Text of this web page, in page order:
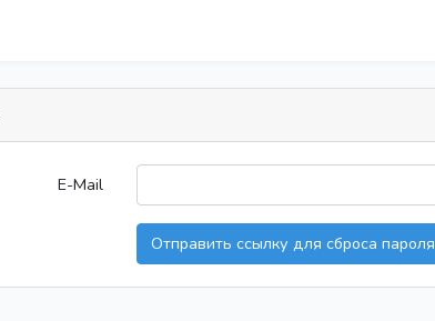
E-Mail
Отправить ссылку для сброса пароля